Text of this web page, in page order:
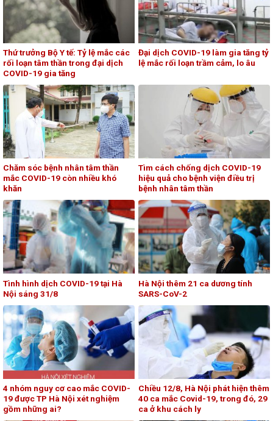
Thứ trưởng Bộ Y tế: Tỷ lệ mắc các
rối loạn tâm thần trong đại dịch
COVID-19 gia tăng
Đại dịch COVID-19 làm gia tăng tỷ
lệ mắc rối loạn trầm cảm, lo âu
Chăm sóc bệnh nhân tâm thần
mắc COVID-19 còn nhiều khó
khăn
Tìm cách chống dịch COVID-19
hiệu quả cho bệnh viện điều trị
bệnh nhân tâm thần
Tình hình dịch COVID-19 tại Hà
Nội sáng 31/8
Hà Nội thêm 21 ca dương tính
SARS-CoV-2
4 nhóm nguy cơ cao mắc COVID-
19 được TP Hà Nội xét nghiệm
gồm những ai?
Chiều 12/8, Hà Nội phát hiện thêm
40 ca mắc Covid-19, trong đó, 29
ca ở khu cách ly